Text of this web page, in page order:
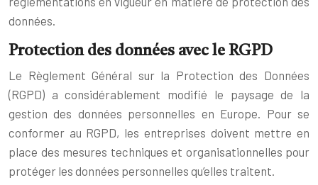
données.
Protection des données avec le RGPD
Le Règlement Général sur la Protection des Données
(RGPD) a considérablement modifié le paysage de la
gestion des données personnelles en Europe. Pour se
conformer au RGPD, les entreprises doivent mettre en
place des mesures techniques et organisationnelles pour
protéger les données personnelles qu’elles traitent.